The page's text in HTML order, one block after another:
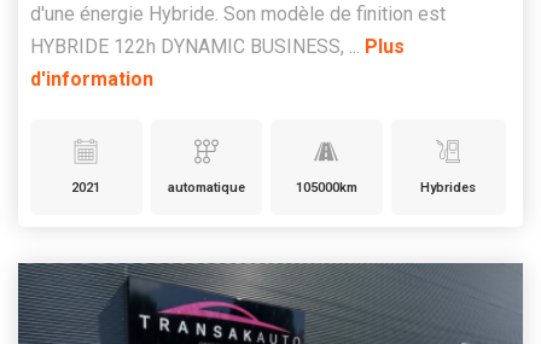
d'une énergie Hybride. Son modèle de finition est
HYBRIDE 122h DYNAMIC BUSINESS, ... Plus
d'information
2021 automatique 105000km Hybrides